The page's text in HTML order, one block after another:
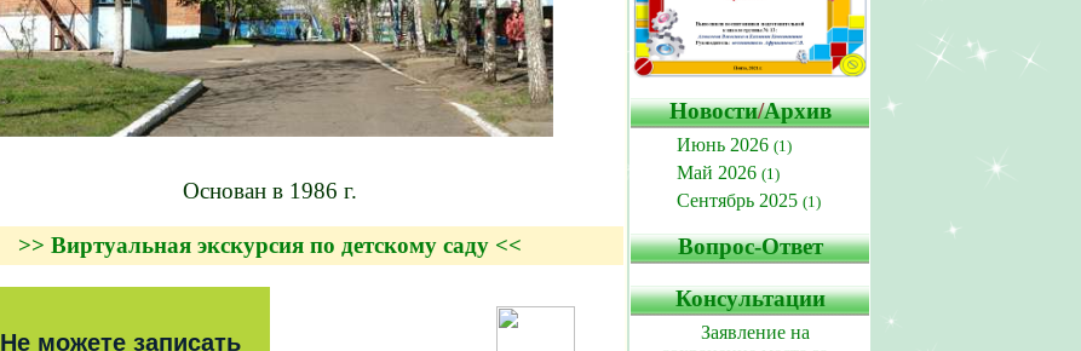
Основан в 1986 г.
>> Виртуальная экскурсия по детскому саду <<
Не можете записать
Новости/Архив
Июнь 2026 (1)
Май 2026 (1)
Сентябрь 2025 (1)
Вопрос-Ответ
Консультации
Заявление на